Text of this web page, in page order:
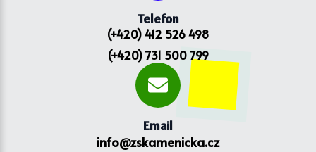
Telefon
(+420) 412 526 498
(+420) 731 500 799
Email
info@zskamenicka.cz